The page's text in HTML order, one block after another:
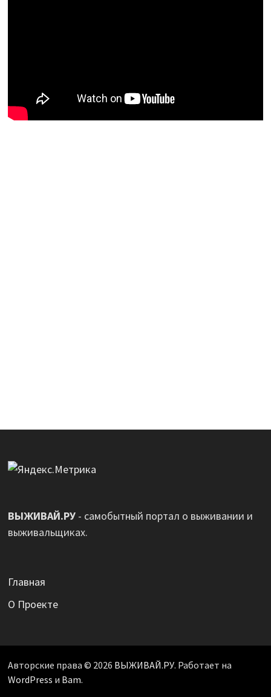
ВЫЖИВАЙ.РУ- самобытный портал о выживании и
выживальщиках.
Главная
О Проекте
Авторские права © 2026 ВЫЖИВАЙ.РУ. Работает на
WordPress и Bam.